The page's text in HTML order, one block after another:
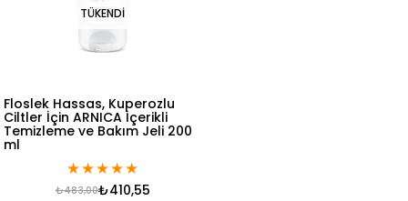
TÜKENDI
Floslek Hassas, Kuperozlu
Ciltler İçin ARNICA İçerikli
Temizleme ve Bakım Jeli 200
ml
★★★★★
₺410,55
₺483,00